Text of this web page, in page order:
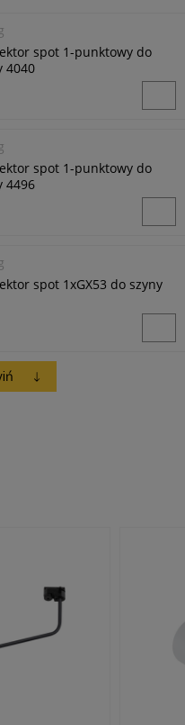
spot 1-punktowy do
4040
spot 1-punktowy do
4496
spot 1xGX53 do szyny